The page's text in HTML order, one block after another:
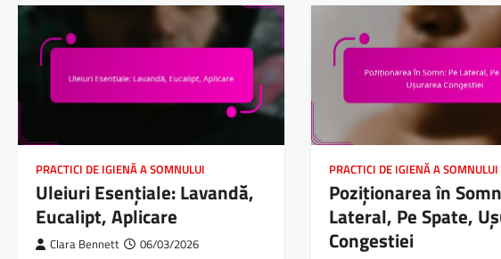
PRACTICI DE IGIENĂ A SOMNULUI
Uleiuri Esențiale: Lavandă,
Eucalipt, Aplicare
Clara Bennett 06/03/2026
PRACTICI DE IGIENĂ A SOMNULUI
Poziționarea în
Lateral, Pe Spate,
Congestiei